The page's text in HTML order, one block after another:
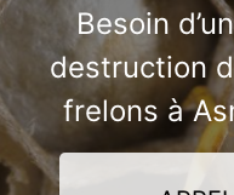
Besoin
destruction
frelons à